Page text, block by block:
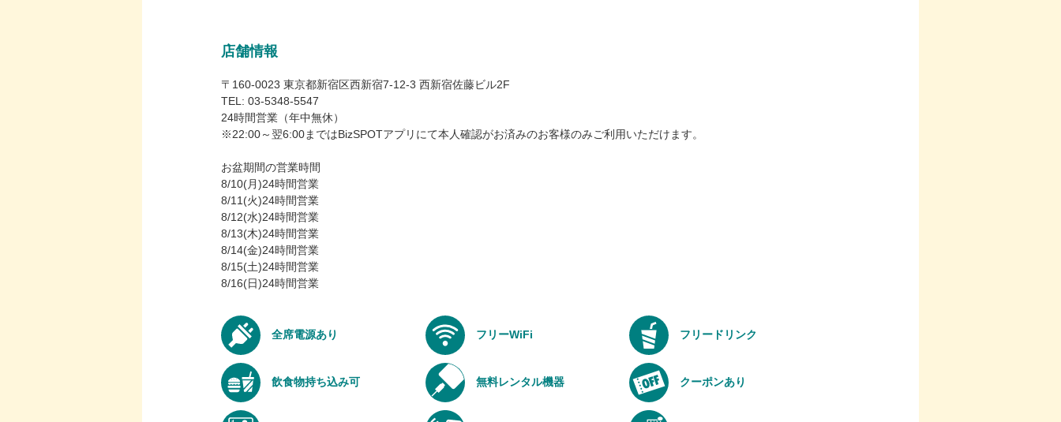
店舗情報
〒160-0023 東京都新宿区西新宿7-12-3 西新宿佐藤ビル2F
TEL: 03-5348-5547
24時間営業（年中無休）
※22:00～翌6:00まではBizSPOTアプリにて本人確認がお済みのお客様のみご利用いただけます。
お盆期間の営業時間
8/10(月)24時間営業
8/11(火)24時間営業
8/12(水)24時間営業
8/13(木)24時間営業
8/14(金)24時間営業
8/15(土)24時間営業
8/16(日)24時間営業
全席電源あり フリーWiFi フリードリンク
飲食物持ち込み可 無料レンタル機器 クーポンあり